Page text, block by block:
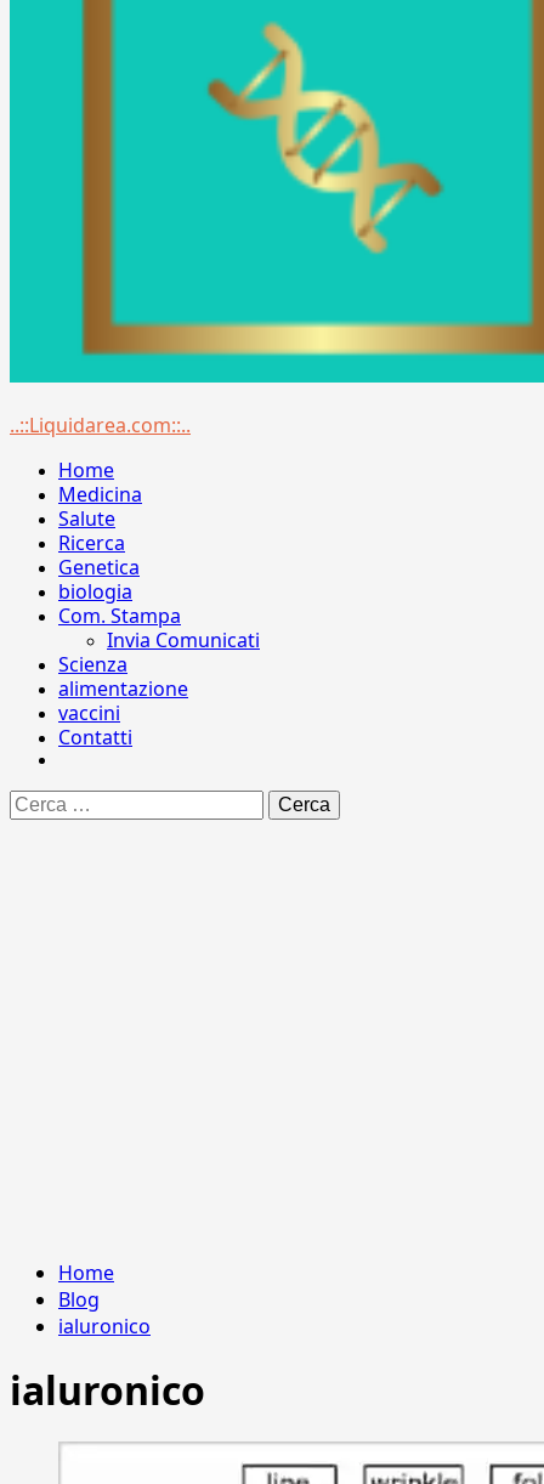
Menu
..::Liquidarea.com::..
Home
Medicina
Salute
Ricerca
Genetica
biologia
Com. Stampa
Invia Comunicati
Scienza
alimentazione
vaccini
Contatti
Ricerca
per:
Home
Blog
ialuronico
ialuronico